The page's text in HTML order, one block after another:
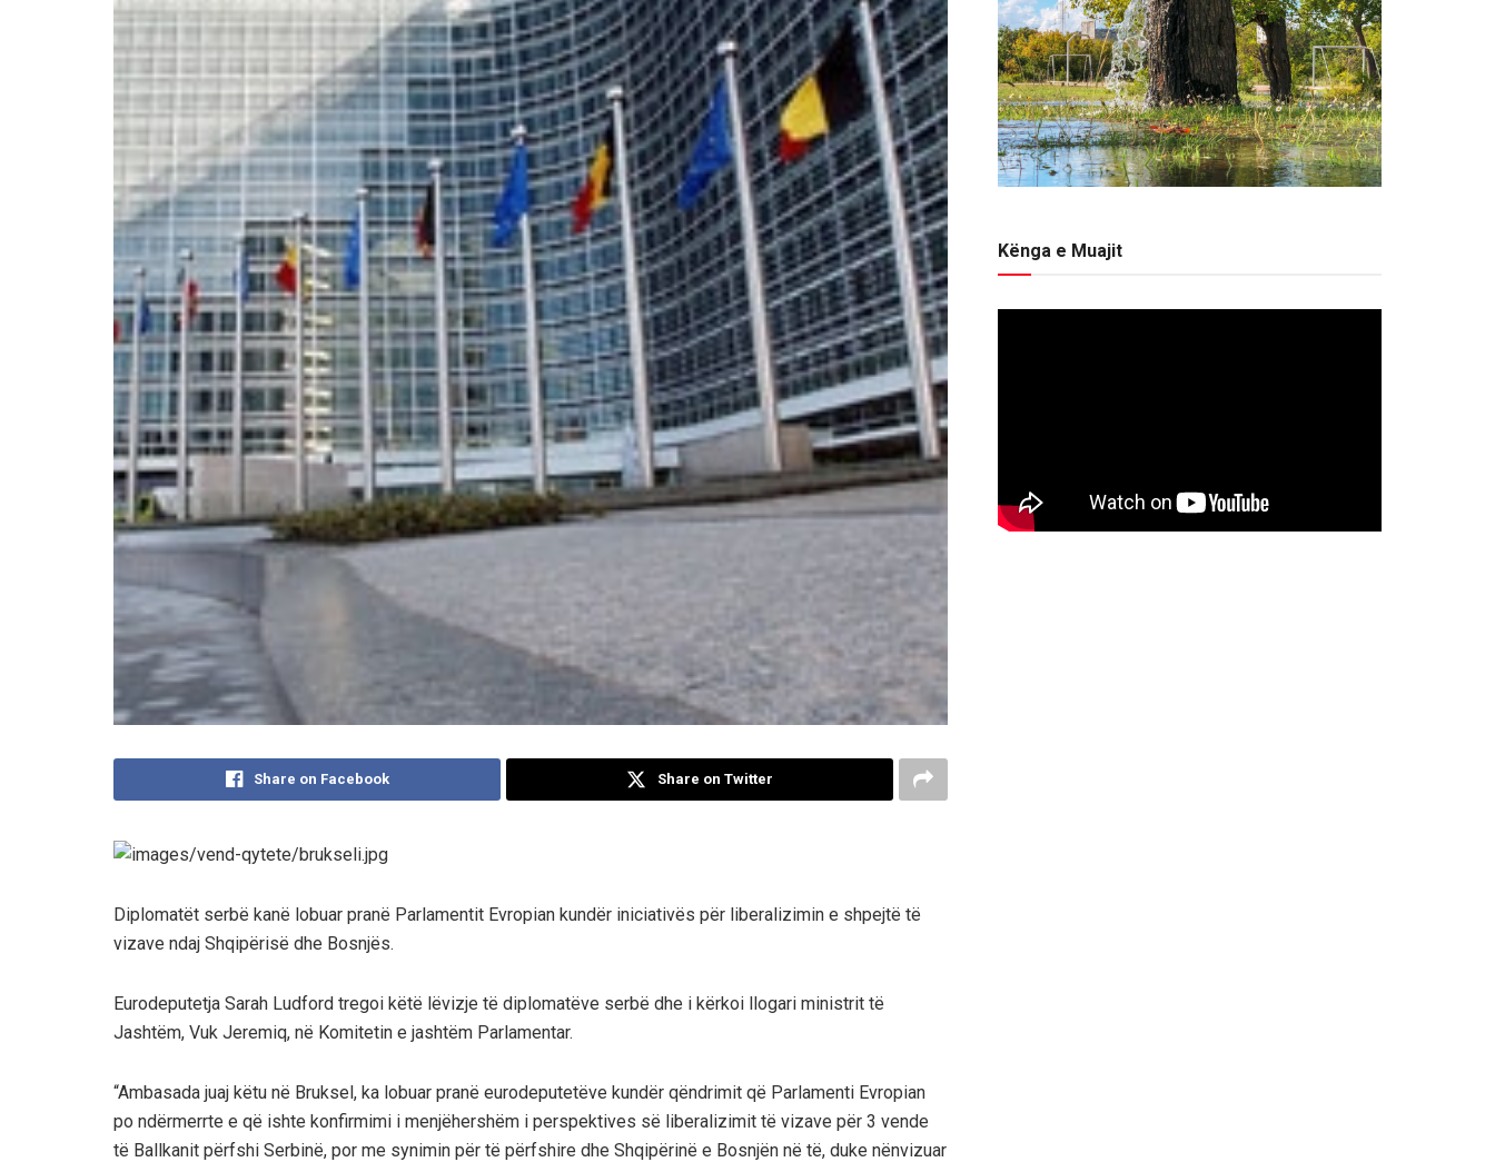
Share on Facebook Share on Twitter
Diplomatët serbë kanë lobuar pranë Parlamentit Evropian kundër iniciativës për liberalizimin e shpejtë të
vizave ndaj Shqipërisë dhe Bosnjës.
Eurodeputetja Sarah Ludford tregoi këtë lëvizje të diplomatëve serbë dhe i kërkoi llogari ministrit të
Jashtëm, Vuk Jeremiq, në Komitetin e jashtëm Parlamentar.
“Ambasada juaj këtu në Bruksel, ka lobuar pranë eurodeputetëve kundër qëndrimit që Parlamenti Evropian
po ndërmerrte e që ishte konfirmimi i menjëhershëm i perspektives së liberalizimit të vizave për 3 vende
të Ballkanit përfshi Serbinë, por me synimin për të përfshire dhe Shqipërinë e Bosnjën në të, duke nënvizuar
Kënga e Muajit